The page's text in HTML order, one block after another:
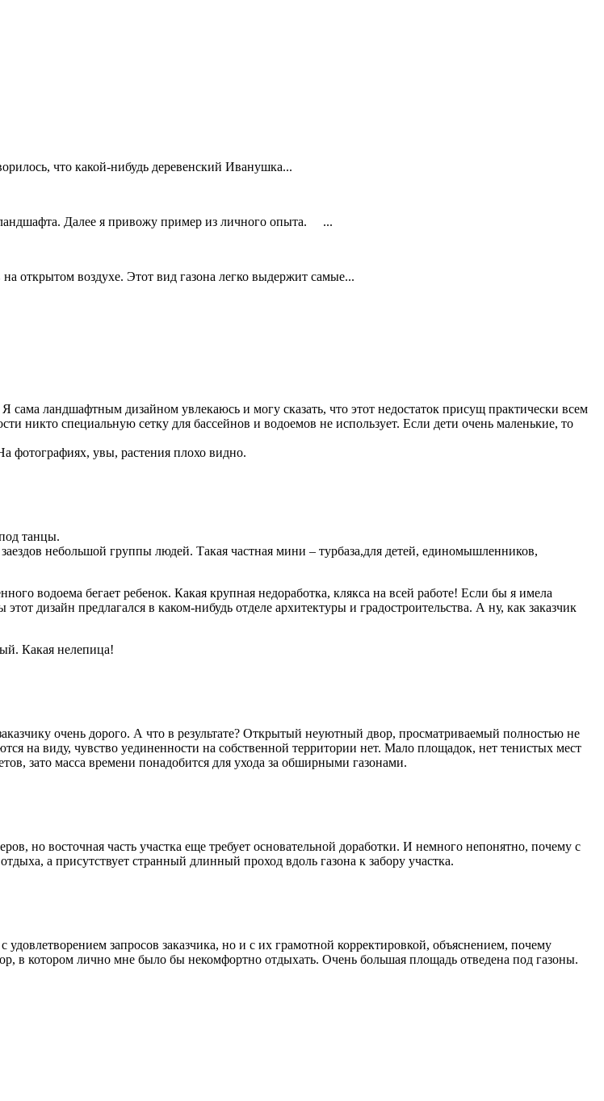
что какой-нибудь деревенский Иванушка...
Далее я привожу пример из личного опыта. ...
открытом воздухе. Этот вид газона легко выдержит самые...
ландшафтным дизайном увлекаюсь и могу сказать, что этот недостаток присущ практически всем
никто специальную сетку для бассейнов и водоемов не использует. Если дети очень маленькие, то
фотографиях, увы, растения плохо видно.
танцы.
небольшой группы людей. Такая частная мини – турбаза,для детей, единомышленников,
водоема бегает ребенок. Какая крупная недоработка, клякса на всей работе! Если бы я имела
дизайн предлагался в каком-нибудь отделе архитектуры и градостроительства. А ну, как заказчик
Какая нелепица!
очень дорого. А что в результате? Открытый неуютный двор, просматриваемый полностью не
на виду, чувство уединенности на собственной территории нет. Мало площадок, нет тенистых мест
зато масса времени понадобится для ухода за обширными газонами.
но восточная часть участка еще требует основательной доработки. И немного непонятно, почему с
а присутствует странный длинный проход вдоль газона к забору участка.
запросов заказчика, но и с их грамотной корректировкой, объяснением, почему
в котором лично мне было бы некомфортно отдыхать. Очень большая площадь отведена под газоны.